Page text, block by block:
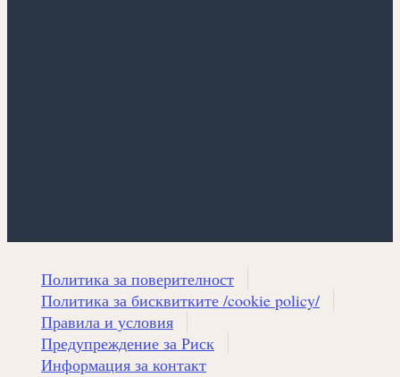
Политика за поверителност
Политика за бисквитките /cookie policy/
Правила и условия
Предупреждение за Риск
Информация за контакт